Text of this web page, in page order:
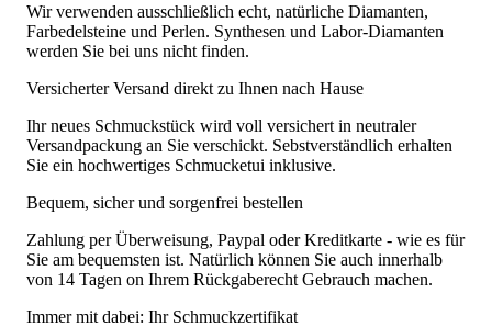
Wir verwenden ausschließlich echt, natürliche Diamanten,
Farbedelsteine und Perlen. Synthesen und Labor-Diamanten
werden Sie bei uns nicht finden.
Versicherter Versand direkt zu Ihnen nach Hause
Ihr neues Schmuckstück wird voll versichert in neutraler
Versandpackung an Sie verschickt. Sebstverständlich erhalten
Sie ein hochwertiges Schmucketui inklusive.
Bequem, sicher und sorgenfrei bestellen
Zahlung per Überweisung, Paypal oder Kreditkarte - wie es für
Sie am bequemsten ist. Natürlich können Sie auch innerhalb
von 14 Tagen on Ihrem Rückgaberecht Gebrauch machen.
Immer mit dabei: Ihr Schmuckzertifikat